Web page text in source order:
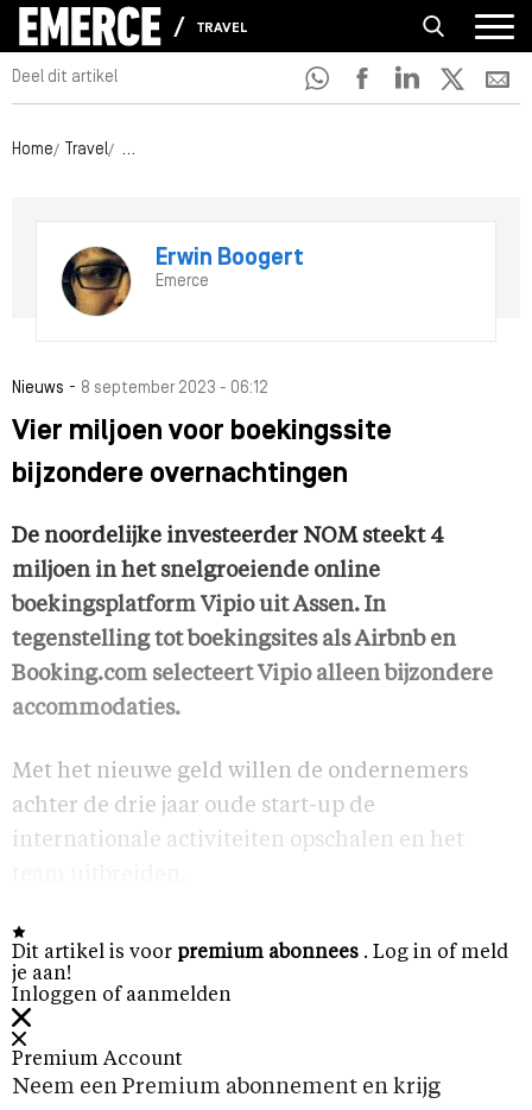
TRAVEL
Deel dit artikel
Home Travel Vier miljoen voor boekingssite bijzondere
Erwin Boogert
Emerce
Nieuws - 8 september 2023 - 06:12
Vier miljoen voor boekingssite
bijzondere overnachtingen
De noordelijke investeerder NOM steekt 4
miljoen in het snelgroeiende online
boekingsplatform Vipio uit Assen. In
tegenstelling tot boekingsites als Airbnb en
Booking.com selecteert Vipio alleen bijzondere
accommodaties.
Met het nieuwe geld willen de ondernemers
achter de drie jaar oude start-up de
internationale activiteiten opschalen en het
Dit artikel is voor premium abonnees . Log in of meld
je aan!
Inloggen of aanmelden
Premium Account
Neem een Premium abonnement en krijg